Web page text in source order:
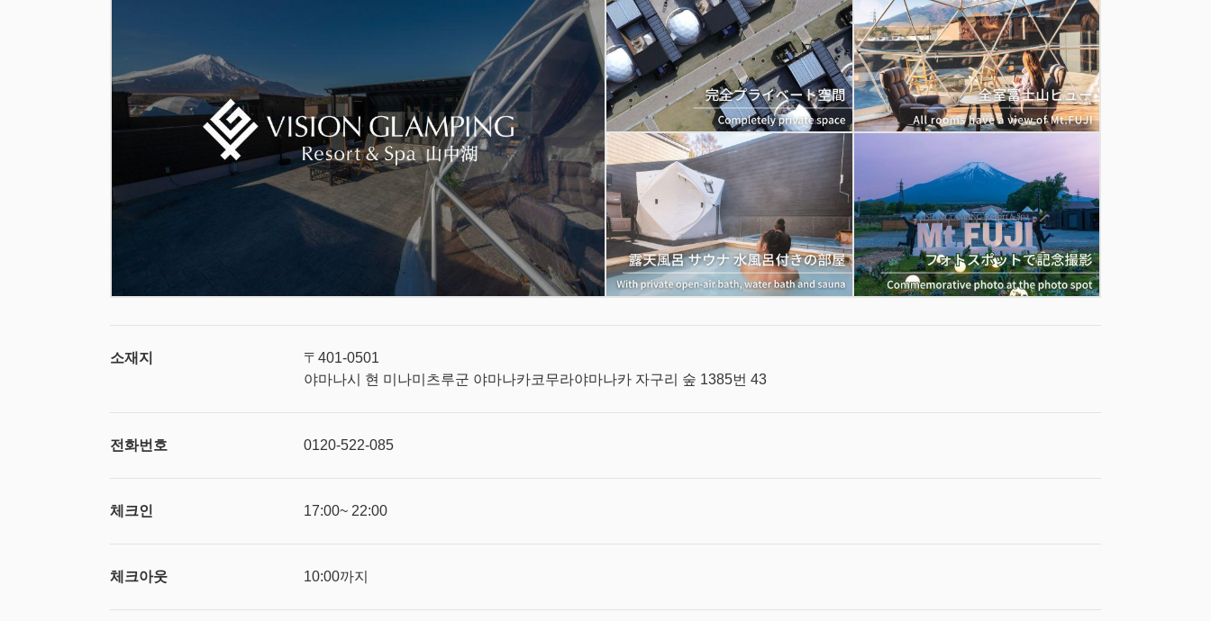
소재지
〒401-0501
야마나시 현 미나미츠루군 야마나카코무라야마나카 자구리 숲 1385번 43
전화번호 0120-522-085
체크인 17:00~ 22:00
체크아웃 10:00까지